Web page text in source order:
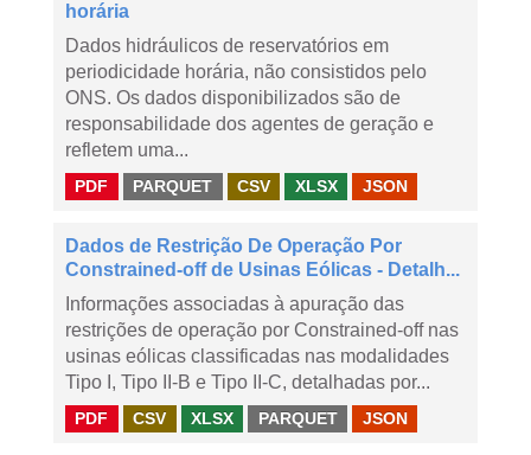
horária
Dados hidráulicos de reservatórios em
periodicidade horária, não consistidos pelo
ONS. Os dados disponibilizados são de
responsabilidade dos agentes de geração e
refletem uma...
PDF PARQUET CSV XLSX JSON
Dados de Restrição De Operação Por
Constrained-off de Usinas Eólicas - Detalh...
Informações associadas à apuração das
restrições de operação por Constrained-off nas
usinas eólicas classificadas nas modalidades
Tipo I, Tipo II-B e Tipo II-C, detalhadas por...
PDF CSV XLSX PARQUET JSON